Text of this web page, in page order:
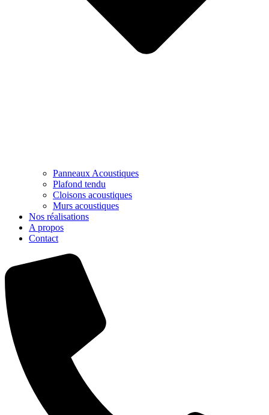
Panneaux Acoustiques
Plafond tendu
Cloisons acoustiques
Murs acoustiques
Nos réalisations
A propos
Contact